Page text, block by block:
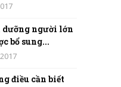
dưỡng người lớn
bổ sung...
điều cần biết